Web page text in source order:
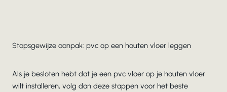
Stapsgewijze aanpak: pvc op een houten vloer leggen
Als je besloten hebt dat je een pvc vloer op je houten vloer
wilt installeren, volg dan deze stappen voor het beste